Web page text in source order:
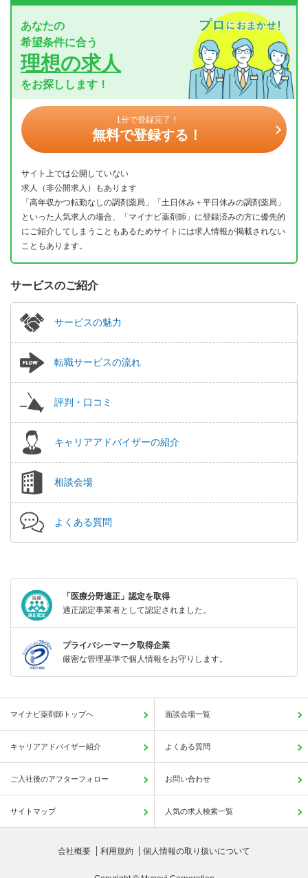
あなたの
希望条件に合う
理想の求人
をお探しします！
1分で登録完了！
無料で登録する！
サイト上では公開していない
求人（非公開求人）もあります
「高年収かつ転勤なしの調剤薬局」「土日休み＋平日休みの調剤薬局」
といった人気求人の場合、「マイナビ薬剤師」に登録済みの方に優先的
にご紹介してしまうこともあるためサイトには求人情報が掲載されない
こともあります。
サービスのご紹介
サービスの魅力
転職サービスの流れ
評判・口コミ
キャリアアドバイザーの紹介
相談会場
よくある質問
「医療分野適正」認定を取得
適正認定事業者として認定されました。
プライバシーマーク取得企業
厳密な管理基準で個人情報をお守りします。
マイナビ薬剤師トップへ 面談会場一覧
キャリアアドバイザー紹介 よくある質問
ご入社後のアフターフォロー お問い合わせ
サイトマップ 人気の求人検索一覧
会社概要 利用規約 個人情報の取り扱いについて